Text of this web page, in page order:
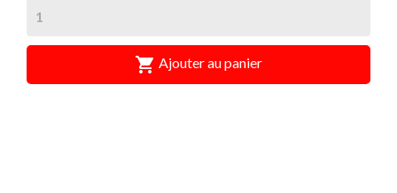
 Ajouter au panier